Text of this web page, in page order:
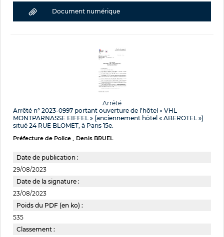
Document numérique
Arrêté
Arrêté n° 2023-0997 portant ouverture de l’hôtel « VHL
MONTPARNASSE EIFFEL » (anciennement hôtel « ABEROTEL »)
situé 24 RUE BLOMET, à Paris 15e.
Préfecture de Police Denis BRUEL
Date de publication :
29/08/2023
Date de la signature :
23/08/2023
Poids du PDF (en ko) :
535
Classement :